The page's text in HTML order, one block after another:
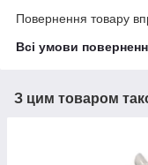
Повернення товару
Всі умови
З цим товаром